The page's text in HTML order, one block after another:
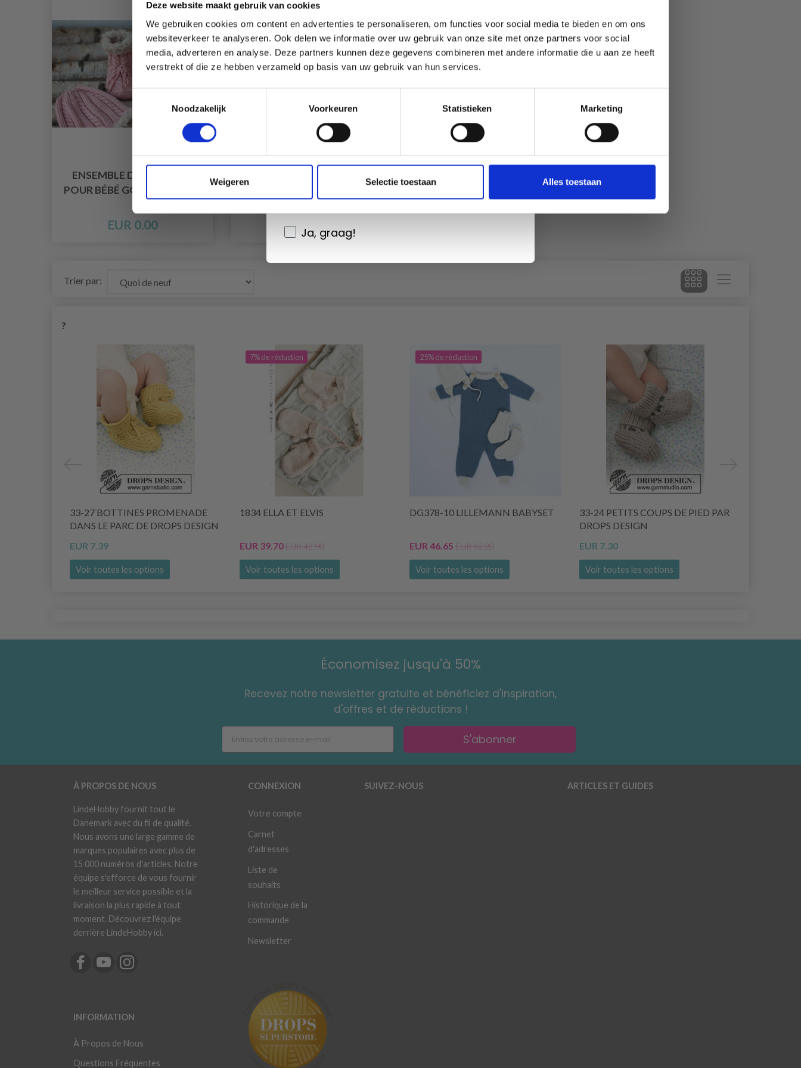
Deze website maakt gebruik van cookies
We gebruiken cookies om content en advertenties te personaliseren, om functies voor social media te bieden en om ons
websiteverkeer te analyseren. Ook delen we informatie over uw gebruik van onze site met onze partners voor social
media, adverteren en analyse. Deze partners kunnen deze gegevens combineren met andere informatie die u aan ze heeft
verstrekt of die ze hebben verzameld op basis van uw gebruik van hun services.
Toestemmingsselectie
Noodzakelijk
Voorkeuren Statistieken Marketing
Weigeren Selectie toestaan Alles toestaan
ENSEMBLE DE COUTURE
POUR BÉBÉ GO HANDMADE
EUR 0.00 EUR 0.00
Trier par:
?
33-27 BOTTINES PROMENADE
DANS LE PARC DE DROPS DESIGN
EUR 7.39
Voir toutes les options
7% de réduction
1834 ELLA ET ELVIS
EUR 39.70EUR 42.90
Voir toutes les options
25% de réduction
DG378-10 LILLEMANN BABYSET
EUR 46.65 EUR 62.20
Voir toutes les options
33-24 PETITS COUPS DE PIED PAR
DROPS DESIGN
EUR 7.30
Voir toutes les options
Économisez jusqu'à 50%
Recevez notre newsletter gratuite et bénéficiez d'inspiration,
d'offres et de réductions !
S'abonner
À PROPOS DE NOUS
LindeHobby fournit tout le
Danemark avec du fil de qualité.
Nous avons une large gamme de
marques populaires avec plus de
15 000 numéros d'articles. Notre
équipe s'efforce de vous fournir
le meilleur service possible et la
livraison la plus rapide à tout
moment. Découvrez l'équipe
derrière LindeHobby ici.
INFORMATION
À Propos de Nous
Questions Fréquentes
CONNEXION
Votre compte
Carnet
d'adresses
Liste de
souhaits
Historique de la
commande
Newsletter
SUIVEZ-NOUS ARTICLES ET GUIDES
offres limitées en vous inscrivant à notre
newsletter gratuite !
Oui, inscrivez-moi !
Wil je liever nieuws ontvangen over onze
Ja, graag!